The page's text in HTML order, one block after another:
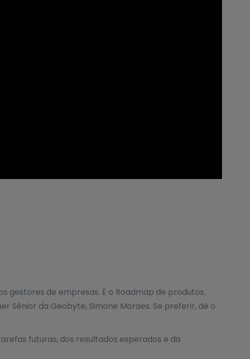
gestores de empresas. É o Roadmap de produtos.
Sênior da Geobyte, Simone Moraes. Se preferir, dê o
futuras, dos resultados esperados e da